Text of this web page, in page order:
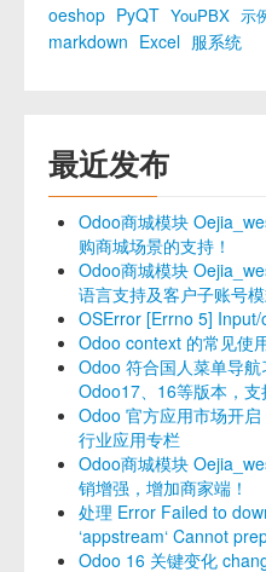
oeshop PyQT YouPBX 示
markdown Excel 服系统
最近发布
Odoo商城模块
购商城场景的支持！
Odoo商城模块
语言支持及客户子账号模
OSError [Errno 5]
Odoo context 的常见使
Odoo 符合国人菜单导
Odoo17、16等版本，支
Odoo 官方应用市场开
行业应用专栏
Odoo商城模块
销增强，增加商家端！
处理 Error Failed to
‘appstream‘ Cannot
Odoo 16 关键变化